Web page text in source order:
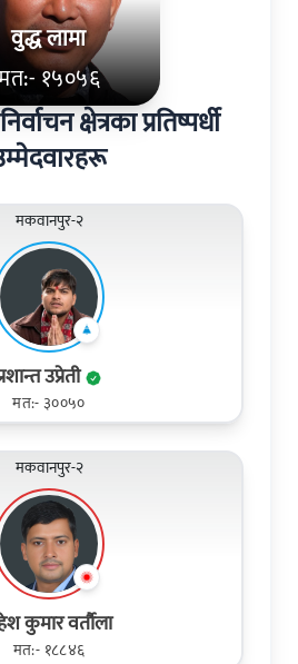
वुद्ध लामा
१५०५६
क्षेत्रका प्रतिष्पर्धी
मकवानपुर-२
उप्रेती
मत:- ३००५०
मकवानपुर-२
कुमार वर्तौला
मत:- १८८४६